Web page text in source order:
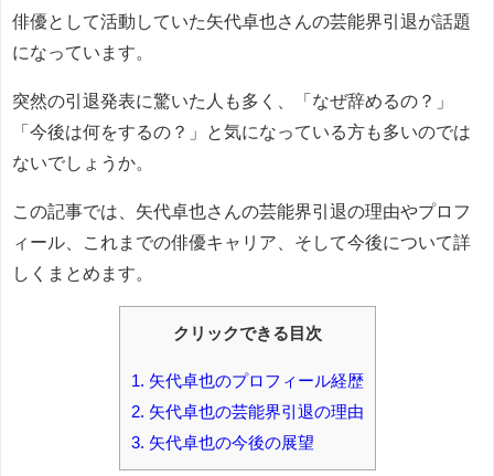
俳優として活動していた矢代卓也さんの芸能界引退が話題
になっています。
突然の引退発表に驚いた人も多く、「なぜ辞めるの？」
「今後は何をするの？」と気になっている方も多いのでは
ないでしょうか。
この記事では、矢代卓也さんの芸能界引退の理由やプロフ
ィール、これまでの俳優キャリア、そして今後について詳
しくまとめます。
クリックできる目次
1. 矢代卓也のプロフィール経歴
2. 矢代卓也の芸能界引退の理由
3. 矢代卓也の今後の展望